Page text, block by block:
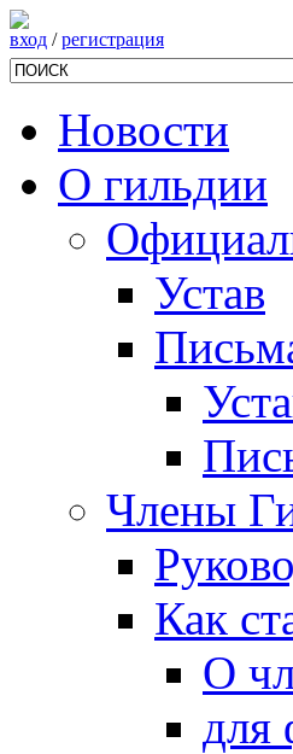
вход /регистрация
Новости
О гильдии
Устав
Члены
Как
О
для